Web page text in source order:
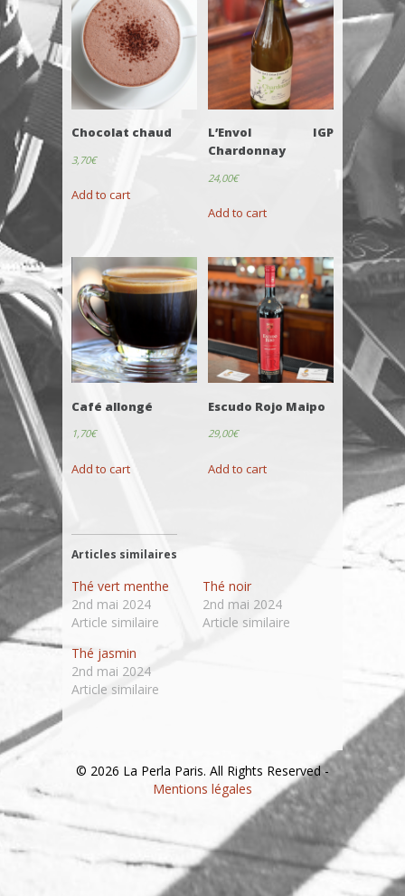
Chocolat chaud
3,70€
Add to cart
L’Envol IGP
Chardonnay
24,00€
Add to cart
Café allongé
1,70€
Add to cart
Escudo Rojo Maipo
29,00€
Add to cart
Articles similaires
Thé vert menthe
2nd mai 2024
Article similaire
Thé noir
2nd mai 2024
Article similaire
Thé jasmin
2nd mai 2024
Article similaire
© 2026 La Perla Paris. All Rights Reserved -
Mentions légales